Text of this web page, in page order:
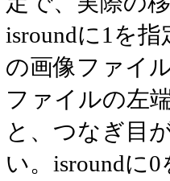
isroundに1を
の画像ファイ
ファイルの左
と、つなぎ目
い。isroundに